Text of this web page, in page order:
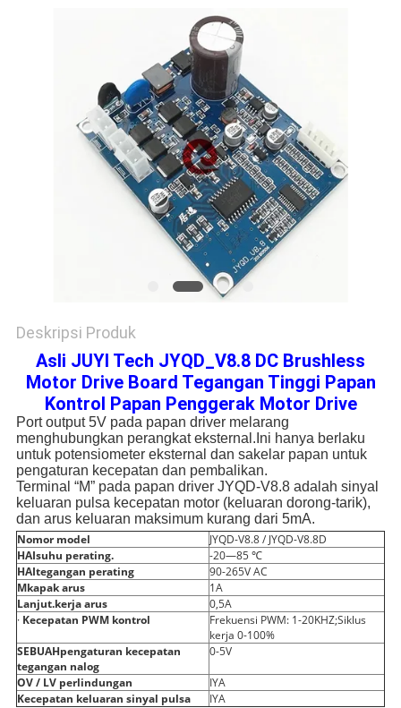
Deskripsi Produk
Asli JUYI Tech JYQD_V8.8 DC Brushless
Motor Drive Board Tegangan Tinggi Papan
Kontrol Papan Penggerak Motor Drive
Port output 5V pada papan driver melarang
menghubungkan perangkat eksternal.Ini hanya berlaku
untuk potensiometer eksternal dan sakelar papan untuk
pengaturan kecepatan dan pembalikan.
Terminal “M” pada papan driver JYQD-V8.8 adalah sinyal
keluaran pulsa kecepatan motor (keluaran dorong-tarik),
dan arus keluaran maksimum kurang dari 5mA.
Nomor model
JYQD-V8.8 / JYQD-V8.8D
HAIsuhu perating.
-20—85 ℃
HAItegangan perating
90-265V AC
Mkapakarus
1A
Lanjut.kerjaarus
0,5A
· Kecepatan PWM kontrol
Frekuensi PWM: 1-20KHZ;Siklus
kerja 0-100%
SEBUAHpengaturan kecepatan
tegangan nalog
0-5V
OV / LVperlindungan
IYA
Kecepatan keluaran sinyal pulsa
IYA